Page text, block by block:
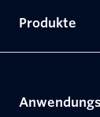
Produkte